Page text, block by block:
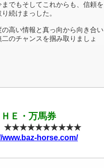
までもそしてこれからも、信頼を
り続けまっした。
の高い情報と真っ向から向き合い
二のチャンスを掴み取りましょ
ＨＥ・万馬券
度】★★★★★★★★★★
www.baz-horse.com/